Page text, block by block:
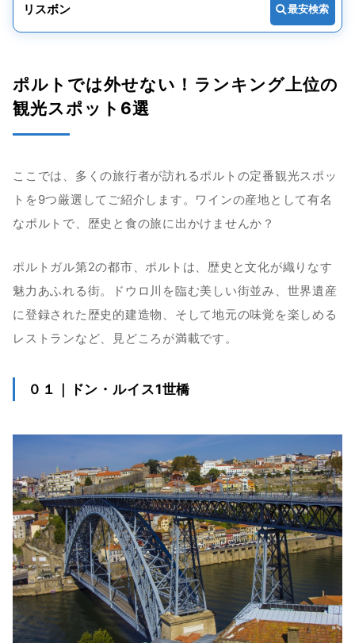
リスボン 最安検索
ポルトでは外せない！ランキング上位の
観光スポット6選
ここでは、多くの旅行者が訪れるポルトの定番観光スポッ
トを9つ厳選してご紹介します。ワインの産地として有名
なポルトで、歴史と食の旅に出かけませんか？
ポルトガル第2の都市、ポルトは、歴史と文化が織りなす
魅力あふれる街。ドウロ川を臨む美しい街並み、世界遺産
に登録された歴史的建造物、そして地元の味覚を楽しめる
レストランなど、見どころが満載です。
０１｜ドン・ルイス1世橋